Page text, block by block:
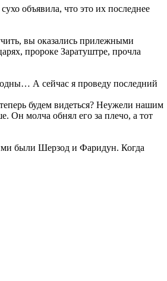
объявила, что это их последнее
вы оказались прилежными
пророке Заратуштре, прочла
А сейчас я проведу последний
будем видеться? Неужели нашим
Он молча обнял его за плечо, а тот
были Шерзод и Фаридун. Когда